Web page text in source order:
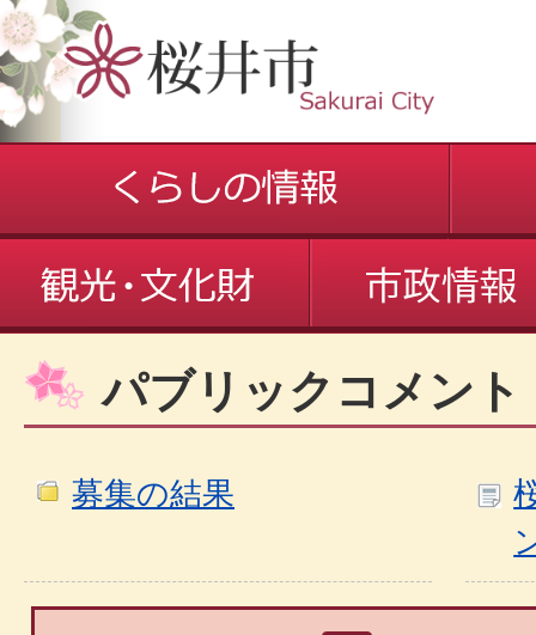
パブリックコメント
募集の結果